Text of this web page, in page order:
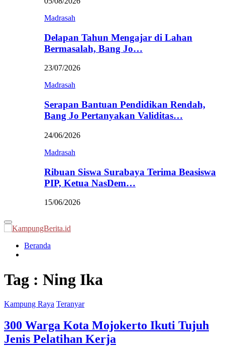
Madrasah
Delapan Tahun Mengajar di Lahan
Bermasalah, Bang Jo…
23/07/2026
Madrasah
Serapan Bantuan Pendidikan Rendah,
Bang Jo Pertanyakan Validitas…
24/06/2026
Madrasah
Ribuan Siswa Surabaya Terima Beasiswa
PIP, Ketua NasDem…
15/06/2026
Primary
Menu
Beranda
Tag : Ning Ika
Kampung Raya Teranyar
300 Warga Kota Mojokerto Ikuti Tujuh
Jenis Pelatihan Kerja